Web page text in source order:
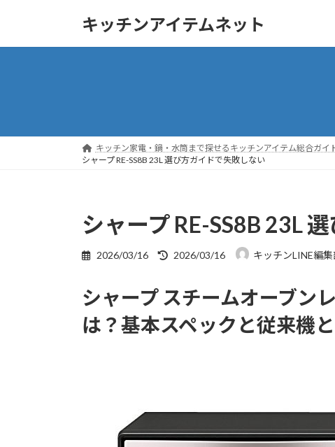
キッチンアイテムネット
キッチン家電・鍋・水筒まで探せるキッチンアイテム総合ガイ
シャープ RE-SS8B 23L 選び方ガイドで失敗しない
シャープ RE-SS8B 23L
2026/03/16
最
新
日
時
:
2026/03/16 キッチンLINE編集
シャープ スチームオーブン
は？基本スペックと従来機